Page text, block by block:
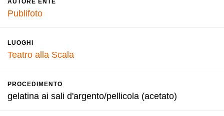
AUTORE ENTE
Publifoto
LUOGHI
Teatro alla Scala
PROCEDIMENTO
gelatina ai sali d'argento/pellicola (acetato)